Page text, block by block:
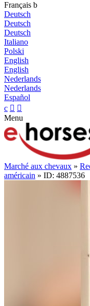
Français b
Deutsch
Deutsch
Deutsch
Italiano
Polski
English
English
Nederlands
Nederlands
Español
c  
Menu
Marché aux chevaux »
américain » ID: 4887536